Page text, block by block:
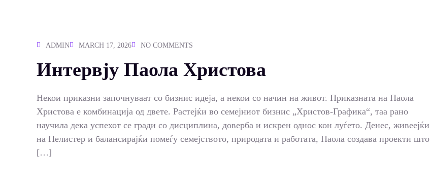
ADMIN MARCH 17, 2026 NO COMMENTS
Интервју Паола Христова
Некои приказни започнуваат со бизнис идеја, а некои со начин на живот. Приказната на Паола
Христова е комбинација од двете. Растејќи во семејниот бизнис „Христов-Графика“, таа рано
научила дека успехот се гради со дисциплина, доверба и искрен однос кон луѓето. Денес, живеејќи
на Пелистер и балансирајќи помеѓу семејството, природата и работата, Паола создава проекти што
[…]